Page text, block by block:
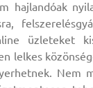
hajlandóak
üzleteket
lelkes
Nem